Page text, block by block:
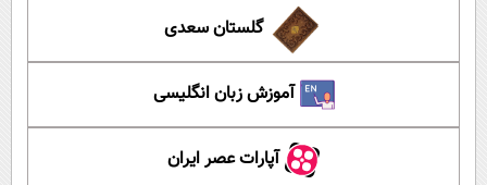
گلستان سعدی
آموزش زبان انگلیسی
آپارات عصر ایران